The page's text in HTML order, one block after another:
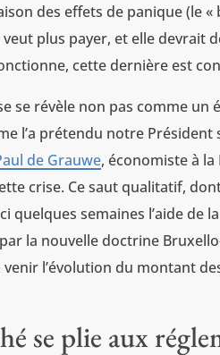
des effets de panique (le
veut plus payer, et elle devrait
cette dernière est
se révèle non pas comme
l’a prétendu notre
de Grauwe, économiste à la
crise. Ce saut qualitatif,
quelques semaines l’aide de
la nouvelle doctrine
venir l’évolution du montant
se plie aux